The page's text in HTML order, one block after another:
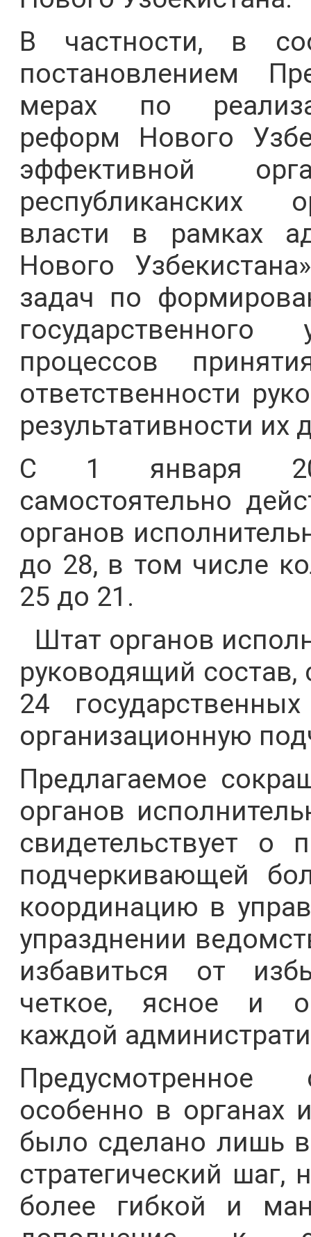
В частности, в
постановлением
мерах по
реформ Нового
эффективной
республиканских
власти в рамках
Нового
задач по
процессов
ответственности
результативности их
С 1 января
самостоятельно
органов
до 28, в том числе
25 до 21.
Штат органов
руководящий
24
организационную
Предлагаемое
органов
свидетельствует о
подчеркивающей
координацию в
упразднении
избавиться от
четкое, ясное и
каждой
Предусмотренное
особенно в органах
было сделано лишь
стратегический
более гибкой и